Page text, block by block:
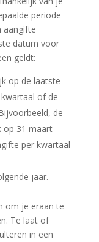
periode
aangifte
datum voor
geldt:
op de laatste
of de
de
op 31 maart
per kwartaal
jaar.
om je eraan te
Te laat of
in een